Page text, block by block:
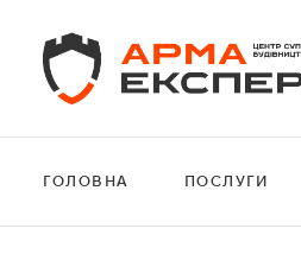
ГОЛОВНА ПОСЛУГИ